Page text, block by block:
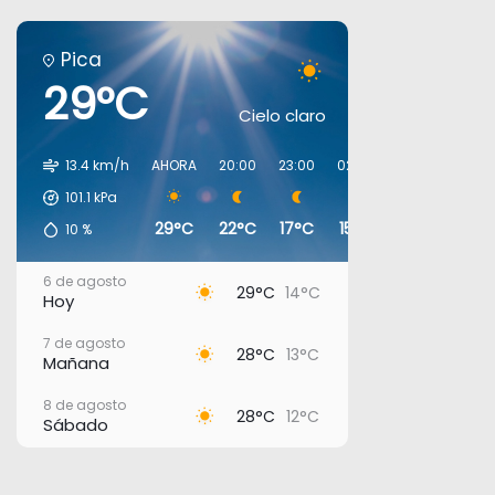
Pica
29°C Cielo claro
13.4 km/h
101.1 kPa
10 %
AHORA
29°C
20:00
22°C
23:00
17°C
02:00
15°C
6 de agosto
Hoy 29°C 14°C
7 de agosto
Mañana 28°C 13°C
8 de agosto
Sábado 28°C 12°C